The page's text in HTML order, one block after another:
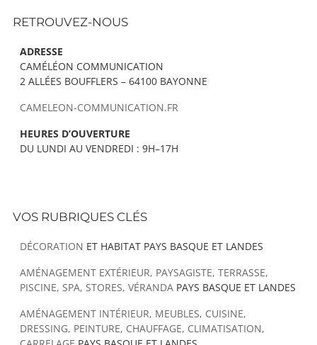
RETROUVEZ-NOUS
ADRESSE
CAMÉLÉON COMMUNICATION
2 ALLÉES BOUFFLERS – 64100 BAYONNE
CAMELEON-COMMUNICATION.FR
HEURES D’OUVERTURE
DU LUNDI AU VENDREDI : 9H–17H
VOS RUBRIQUES CLÉS
DÉCORATION ET HABITAT PAYS BASQUE ET LANDES
AMÉNAGEMENT EXTÉRIEUR, PAYSAGISTE, TERRASSE,
PISCINE, SPA, STORES, VÉRANDA PAYS BASQUE ET LANDES
AMÉNAGEMENT INTÉRIEUR, MEUBLES, CUISINE,
DRESSING, PEINTURE, CHAUFFAGE, CLIMATISATION,